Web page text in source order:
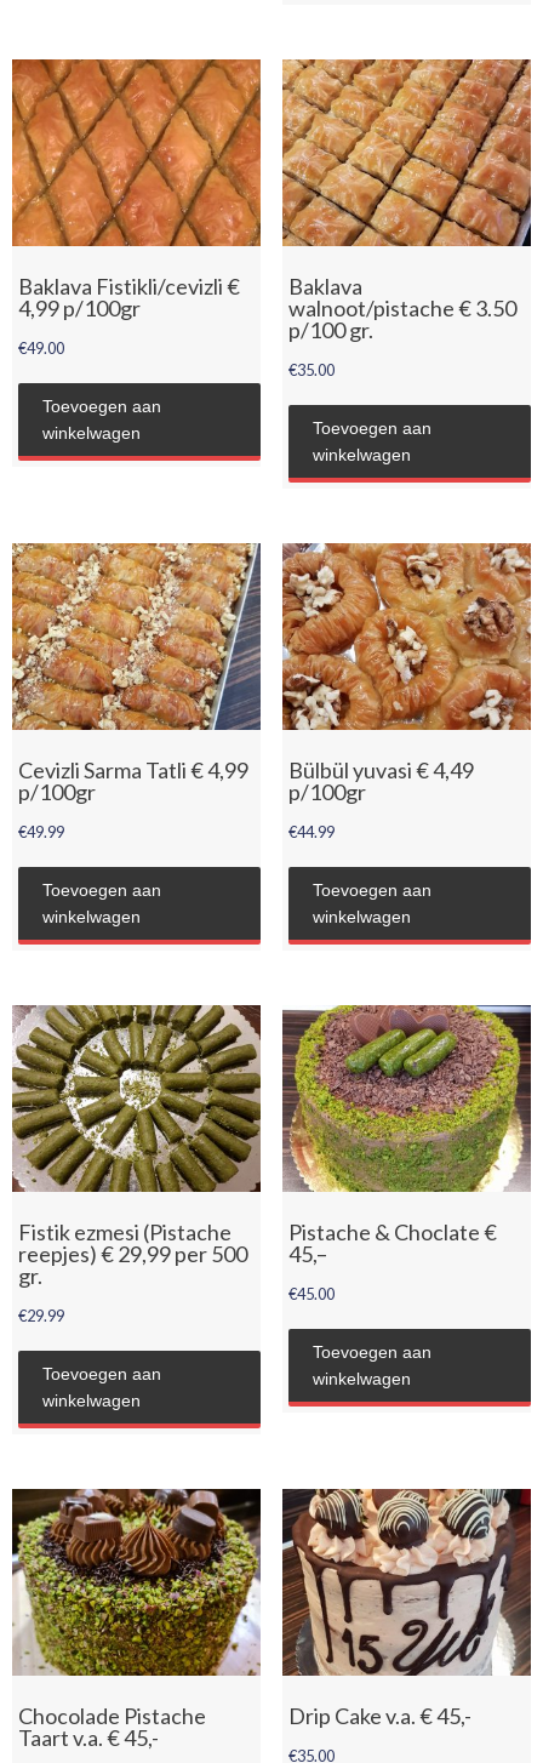
Baklava Fistikli/cevizli €
4,99 p/100gr
€49.00
Toevoegen aan
winkelwagen
Baklava
walnoot/pistache € 3.50
p/100 gr.
€35.00
Toevoegen aan
winkelwagen
Cevizli Sarma Tatli € 4,99
p/100gr
€49.99
Toevoegen aan
winkelwagen
Bülbül yuvasi € 4,49
p/100gr
€44.99
Toevoegen aan
winkelwagen
Fistik ezmesi (Pistache
reepjes) € 29,99 per 500
gr.
€29.99
Toevoegen aan
winkelwagen
Pistache & Choclate €
45,–
€45.00
Toevoegen aan
winkelwagen
Chocolade Pistache
Taart v.a. € 45,-
Drip Cake v.a. € 45,-
€35.00